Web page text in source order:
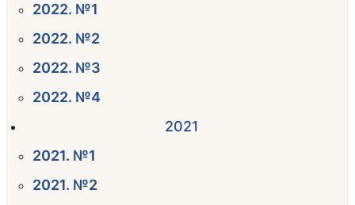
2022. №1
2022. №2
2022. №3
2022. №4
2021
2021. №1
2021. №2